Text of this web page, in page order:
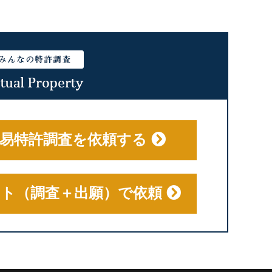
特許調査を依頼する
（調査＋出願）で依頼